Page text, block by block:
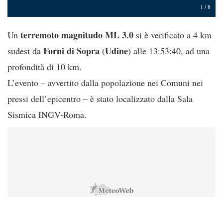
1 /8
Un terremoto magnitudo ML 3.0 si è verificato a 4 km
sudest da Forni di Sopra (Udine) alle 13:53:40, ad una
profondità di 10 km.
L’evento – avvertito dalla popolazione nei Comuni nei
pressi dell’epicentro – è stato localizzato dalla Sala
Sismica INGV-Roma.